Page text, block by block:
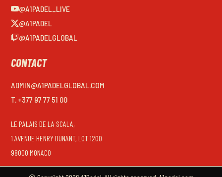
@A1PADEL_LIVE
@A1PADEL
@A1PADELGLOBAL
CONTACT
ADMIN@A1PADELGLOBAL.COM
T. +377 97 77 51 00
LE PALAIS DE LA SCALA,
1 AVENUE HENRY DUNANT, LOT 1200
98000 MONACO